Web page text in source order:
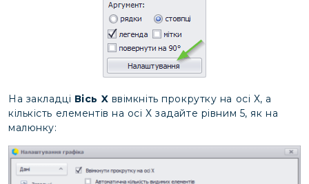
На закладці Вісь X ввімкніть прокрутку на осі Х, а
кількість елементів на осі Х задайте рівним 5, як на
малюнку: